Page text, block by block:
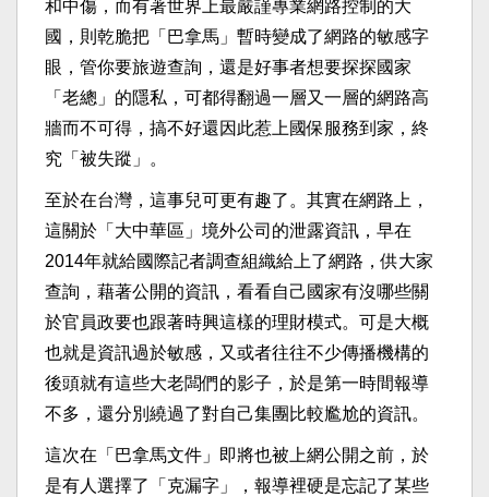
和中傷，而有著世界上最嚴謹專業網路控制的大
國，則乾脆把「巴拿馬」暫時變成了網路的敏感字
眼，管你要旅遊查詢，還是好事者想要探探國家
「老總」的隱私，可都得翻過一層又一層的網路高
牆而不可得，搞不好還因此惹上國保服務到家，終
究「被失蹤」。
至於在台灣，這事兒可更有趣了。其實在網路上，
這關於「大中華區」境外公司的泄露資訊，早在
2014年就給國際記者調查組織給上了網路，供大家
查詢，藉著公開的資訊，看看自己國家有沒哪些關
於官員政要也跟著時興這樣的理財模式。可是大概
也就是資訊過於敏感，又或者往往不少傳播機構的
後頭就有這些大老闆們的影子，於是第一時間報導
不多，還分別繞過了對自己集團比較尷尬的資訊。
這次在「巴拿馬文件」即將也被上網公開之前，於
是有人選擇了「克漏字」，報導裡硬是忘記了某些